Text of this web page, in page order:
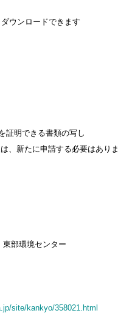
ウンロードできます
証明できる書類の写し
、新たに申請する必要はありま
部環境センター
site/kankyo/358021.html